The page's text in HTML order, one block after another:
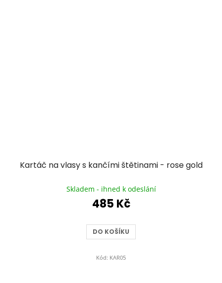
Kartáč na vlasy s kančími štětinami - rose gold
hodnocení
produktu
je
z
5
Skladem - ihned k odeslání
485 Kč
DO KOŠÍKU
Kód: KAR05